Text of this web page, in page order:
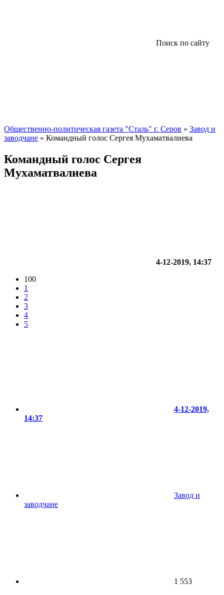
Поиск по сайту
Общественно-политическая газета "Сталь" г. Серов » Завод и
заводчане » Командный голос Сергея Мухаматвалиева
Командный голос Сергея
Мухаматвалиева
4-12-2019, 14:37
100
1
2
3
4
5
4-12-2019,
14:37
Завод и
заводчане
1 553